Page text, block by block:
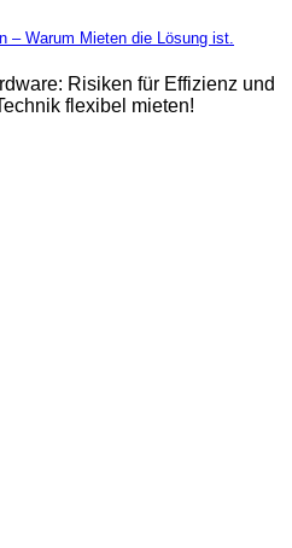
– Warum Mieten die Lösung ist.
Risiken für Effizienz und
flexibel mieten!